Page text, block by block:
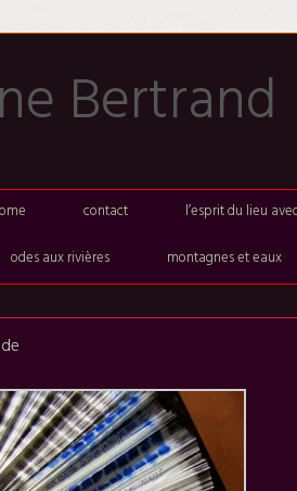
Bertrand
contact l’esprit du lieu
odes aux rivières
montagnes et eaux